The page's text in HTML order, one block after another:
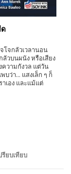
โจกลัวเวลานอน
ลัวบนผนัง หรือเสียง
วามกังวล แต่วัน
ว่า... แสงเล็ก ๆ ก็
เอง และแม้แต่
รียบเทียบ